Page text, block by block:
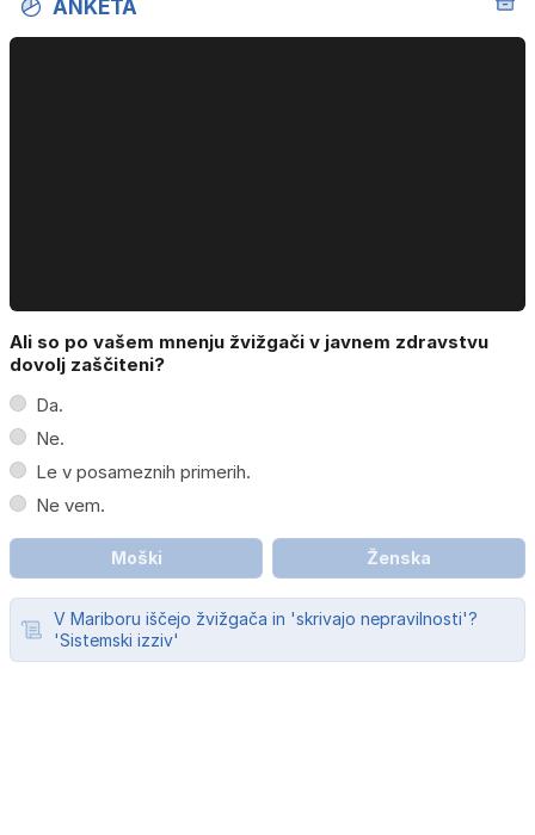
ANKETA
Ali so po vašem mnenju žvižgači v javnem zdravstvu
dovolj zaščiteni?
Da.
Ne.
Le v posameznih primerih.
Ne vem.
Moški Ženska
V Mariboru iščejo žvižgača in 'skrivajo nepravilnosti'?
'Sistemski izziv'